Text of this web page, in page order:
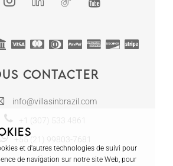
contacter
info@villasinbrazil.com
+1 (307) 533 4861
+55 (21) 99803-7681
et d'autres technologies de suivi pour
de navigation sur notre site Web, pour